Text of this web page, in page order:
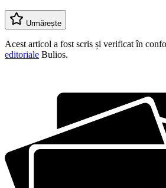
Urmărește
Acest articol a fost scris și verificat în
editoriale Bulios.